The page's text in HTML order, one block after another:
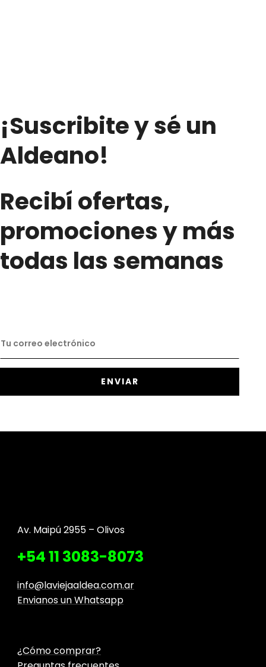
¡Suscribite y sé un
Aldeano!
Recibí ofertas,
promociones y más
todas las semanas
Av. Maipú 2955 – Olivos
+54 11 3083-8073
info@laviejaaldea.com.ar
Envianos un Whatsapp
¿Cómo comprar?